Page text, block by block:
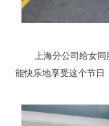
能快乐地享受这个节日